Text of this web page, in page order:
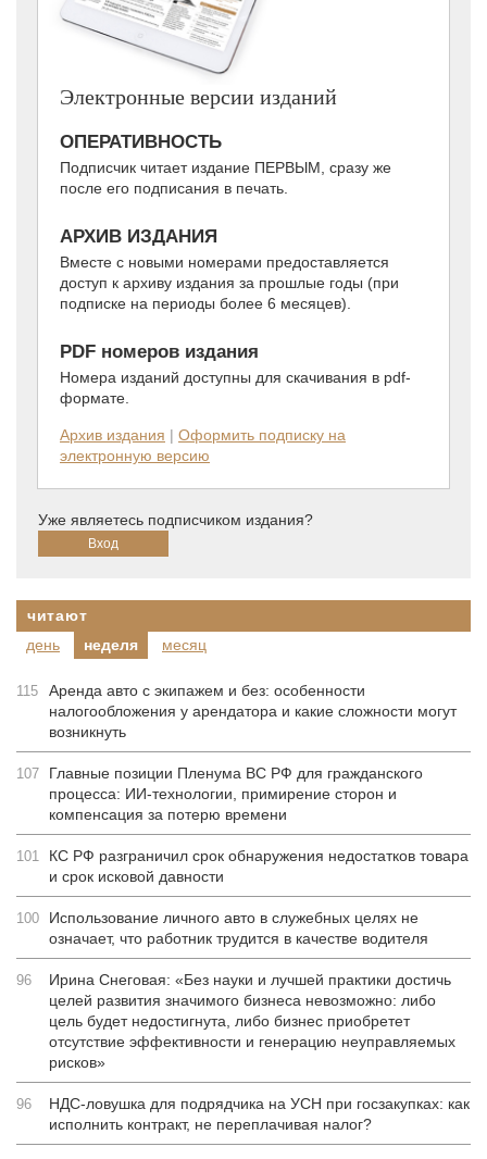
Электронные версии изданий
ОПЕРАТИВНОСТЬ
Подписчик читает издание ПЕРВЫМ, сразу же
после его подписания в печать.
АРХИВ ИЗДАНИЯ
Вместе с новыми номерами предоставляется
доступ к архиву издания за прошлые годы (при
подписке на периоды более 6 месяцев).
PDF номеров издания
Номера изданий доступны для скачивания в pdf-
формате.
Архив издания | Оформить подписку на
электронную версию
Уже являетесь подписчиком издания?
читают
день
неделя месяц
115
Аренда авто с экипажем и без: особенности
налогообложения у арендатора и какие сложности могут
возникнуть
107
Главные позиции Пленума ВС РФ для гражданского
процесса: ИИ-технологии, примирение сторон и
компенсация за потерю времени
101
КС РФ разграничил срок обнаружения недостатков товара
и срок исковой давности
100
Использование личного авто в служебных целях не
означает, что работник трудится в качестве водителя
96
Ирина Снеговая: «Без науки и лучшей практики достичь
целей развития значимого бизнеса невозможно: либо
цель будет недостигнута, либо бизнес приобретет
отсутствие эффективности и генерацию неуправляемых
рисков»
96
НДС-ловушка для подрядчика на УСН при госзакупках: как
исполнить контракт, не переплачивая налог?